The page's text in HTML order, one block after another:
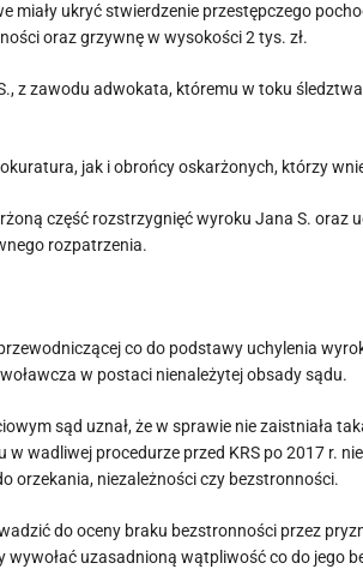
miały ukryć stwierdzenie przestępczego
oraz grzywnę w wysokości 2 tys. zł.
z zawodu adwokata, któremu w toku
jak i obrońcy oskarżonych, którzy
część rozstrzygnięć wyroku Jana S. oraz
rozpatrzenia.
co do podstawy uchylenia
w postaci nienależytej obsady sądu.
sąd uznał, że w sprawie nie zaistniała
w wadliwej procedurze przed KRS po 2017 r.
orzekania, niezależności czy bezstronności.
do oceny braku bezstronności przez
wywołać uzasadnioną wątpliwość co do jego